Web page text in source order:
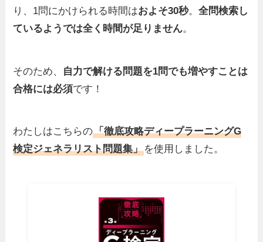
り、1問にかけられる時間はおよそ30秒。全問検索し
ているようでは全く時間が足りません。
そのため、 自力で解ける問題を1問でも増やすことは
合格には必須です！
わたしはこちらの「徹底攻略ディープラーニングG
検定ジェネラリスト問題集」を使用しました。